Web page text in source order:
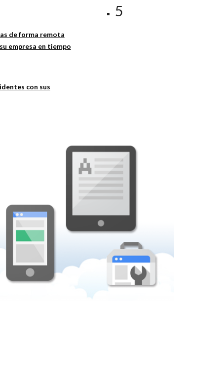
de forma remota
empresa en tiempo
con sus
5